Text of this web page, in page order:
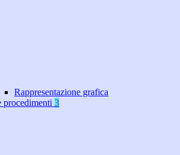
Rappresentazione grafica
procedimenti 3